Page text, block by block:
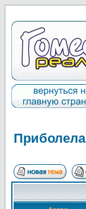
Приболела